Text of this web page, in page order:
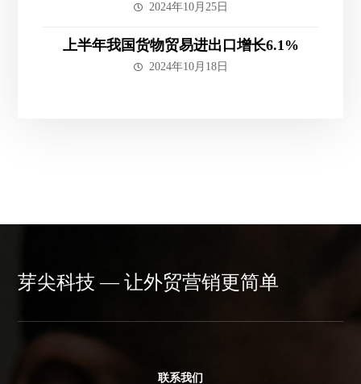
2024年10月25日
上半年我国货物贸易进出口增长6.1%
2024年10月18日
芽尖科技 — 让外贸营销更简单
联系我们